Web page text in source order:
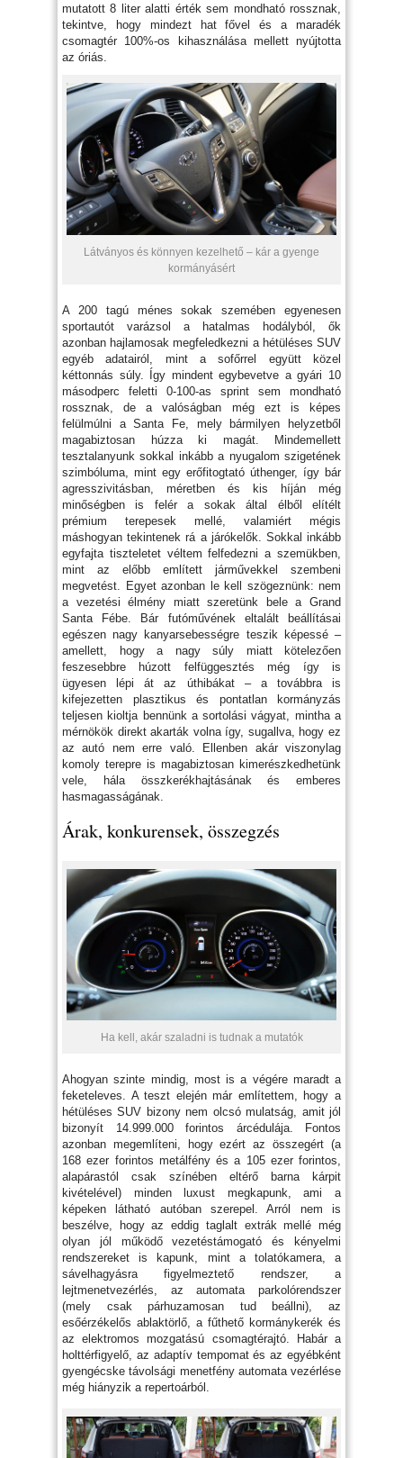
mutatott 8 liter alatti érték sem mondható rossznak,
tekintve, hogy mindezt hat fővel és a maradék
csomagtér 100%-os kihasználása mellett nyújtotta
az óriás.
Látványos és könnyen kezelhető – kár a gyenge
kormányásért
A 200 tagú ménes sokak szemében egyenesen
sportautót varázsol a hatalmas hodályból, ők
azonban hajlamosak megfeledkezni a hétüléses SUV
egyéb adatairól, mint a sofőrrel együtt közel
kéttonnás súly. Így mindent egybevetve a gyári 10
másodperc feletti 0-100-as sprint sem mondható
rossznak, de a valóságban még ezt is képes
felülmúlni a Santa Fe, mely bármilyen helyzetből
magabiztosan húzza ki magát. Mindemellett
tesztalanyunk sokkal inkább a nyugalom szigetének
szimbóluma, mint egy erőfitogtató úthenger, így bár
agresszivitásban, méretben és kis híján még
minőségben is felér a sokak által élből elítélt
prémium terepesek mellé, valamiért mégis
máshogyan tekintenek rá a járókelők. Sokkal inkább
egyfajta tiszteletet véltem felfedezni a szemükben,
mint az előbb említett járművekkel szembeni
megvetést. Egyet azonban le kell szögeznünk: nem
a vezetési élmény miatt szeretünk bele a Grand
Santa Fébe. Bár futóművének eltalált beállításai
egészen nagy kanyarsebességre teszik képessé –
amellett, hogy a nagy súly miatt kötelezően
feszesebbre húzott felfüggesztés még így is
ügyesen lépi át az úthibákat – a továbbra is
kifejezetten plasztikus és pontatlan kormányzás
teljesen kioltja bennünk a sortolási vágyat, mintha a
mérnökök direkt akarták volna így, sugallva, hogy ez
az autó nem erre való. Ellenben akár viszonylag
komoly terepre is magabiztosan kimerészkedhetünk
vele, hála összkerékhajtásának és emberes
hasmagasságának.
Árak, konkurensek, összegzés
Ha kell, akár szaladni is tudnak a mutatók
Ahogyan szinte mindig, most is a végére maradt a
feketeleves. A teszt elején már említettem, hogy a
hétüléses SUV bizony nem olcsó mulatság, amit jól
bizonyít 14.999.000 forintos árcédulája. Fontos
azonban megemlíteni, hogy ezért az összegért (a
168 ezer forintos metálfény és a 105 ezer forintos,
alapárastól csak színében eltérő barna kárpit
kivételével) minden luxust megkapunk, ami a
képeken látható autóban szerepel. Arról nem is
beszélve, hogy az eddig taglalt extrák mellé még
olyan jól működő vezetéstámogató és kényelmi
rendszereket is kapunk, mint a tolatókamera, a
sávelhagyásra figyelmeztető rendszer, a
lejtmenetvezérlés, az automata parkolórendszer
(mely csak párhuzamosan tud beállni), az
esőérzékelős ablaktörlő, a fűthető kormánykerék és
az elektromos mozgatású csomagtérajtó. Habár a
holttérfigyelő, az adaptív tempomat és az egyébként
gyengécske távolsági menetfény automata vezérlése
még hiányzik a repertoárból.